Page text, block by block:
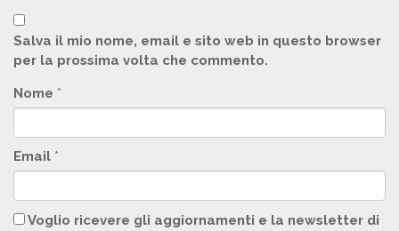
Salva il mio nome, email e sito web in questo browser
per la prossima volta che commento.
Nome *
Email *
Voglio ricevere gli aggiornamenti e la newsletter di